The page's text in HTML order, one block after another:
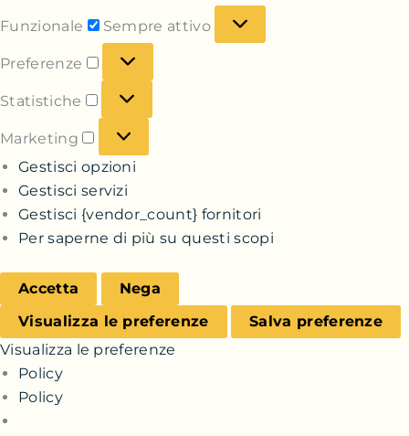
Funzionale Sempre attivo
Preferenze
Statistiche
Marketing
Gestisci opzioni
Gestisci servizi
Gestisci {vendor_count} fornitori
Per saperne di più su questi scopi
Accetta
Nega
Visualizza le preferenze
Salva preferenze
Visualizza le preferenze
Policy
Policy